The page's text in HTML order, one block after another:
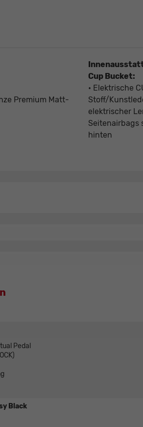
Premium Matt-
Cup Bucket:
• Elektrische
Stoff/
elektrischer
Seitenairbags
hinten
Pedal
Black